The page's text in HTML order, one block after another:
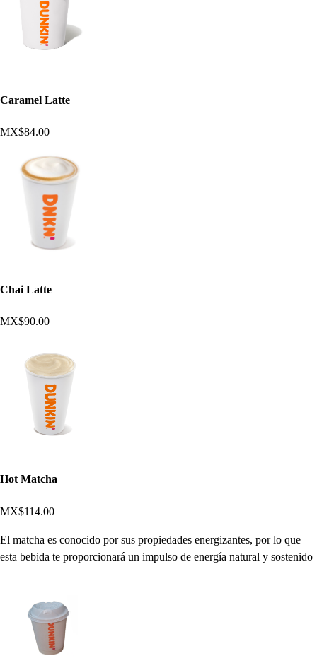
Caramel Latte
MX$84.00
Chai Latte
MX$90.00
Hot Matcha
MX$114.00
El matcha es conocido por sus propiedades energizantes, por lo que
esta bebida te proporcionará un impulso de energía natural y sostenido